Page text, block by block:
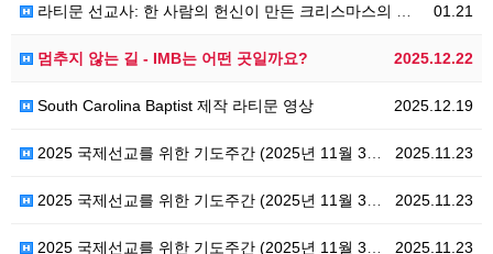
01.21
라티문 선교사: 한 사람의 헌신이 만든 크리스마스의 기적
2025.12.22
멈추지 않는 길 - IMB는 어떤 곳일까요?
2025.12.19
South Carolina Baptist 제작 라티문 영상
2025.11.23
2025 국제선교를 위한 기도주간 (2025년 11월 30일 - 12월 7일) / 제 8일차
2025.11.23
2025 국제선교를 위한 기도주간 (2025년 11월 30일 - 12월 7일) / 제 7일차
2025.11.23
2025 국제선교를 위한 기도주간 (2025년 11월 30일 - 12월 7일) / 제 6일차